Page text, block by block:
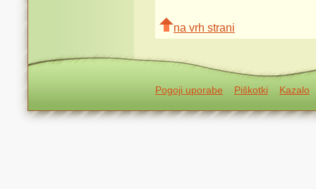
na vrh strani
Pogoji uporabe Piškotki Kazalo